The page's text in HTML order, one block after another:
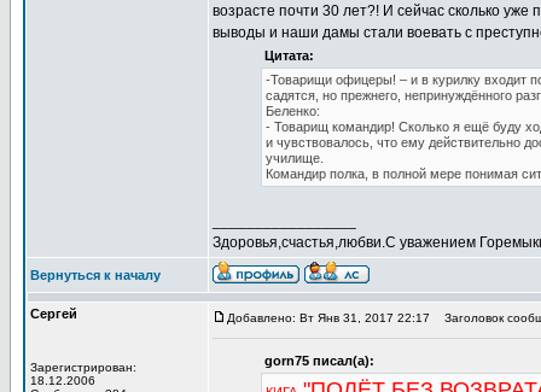
возрасте почти 30 лет?! И сейчас сколько
выводы и наши дамы стали воевать с
Цитата:
-Товарищи офицеры! – и в курилку входит
садятся, но прежнего, непринуждённого
Беленко:
- Товарищ командир! Сколько я ещё буду
и чувствовалось, что ему действительно
училище.
Командир полка, в полной мере понимая
Здоровья,счастья,любви.С уважением
Вернуться к началу
Сергей
Зарегистрирован:
18.12.2006
Добавлено: Вт Янв 31, 2017 22:17 Заголовок
gorn75 писал(а):